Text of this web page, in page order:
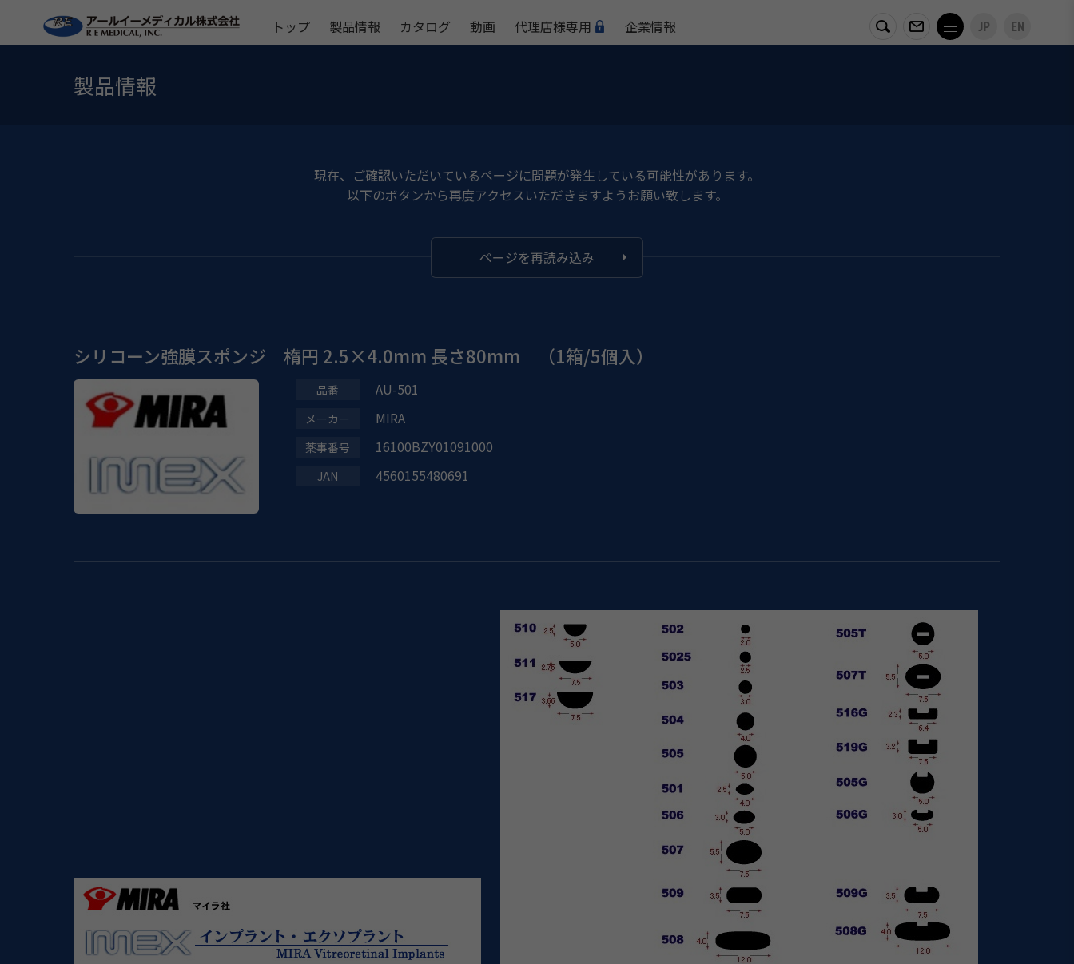
トップ 製品情報 カタログ 動画 代理店様専用 企業情報 JP EN
製品情報
現在、ご確認いただいているページに問題が発生している可能性があります。
以下のボタンから再度アクセスいただきますようお願い致します。
ページを再読み込み
シリコーン強膜スポンジ 楕円 2.5×4.0mm 長さ80mm （1箱/5個入）
AU-501
MIRA
16100BZY01091000
4560155480691